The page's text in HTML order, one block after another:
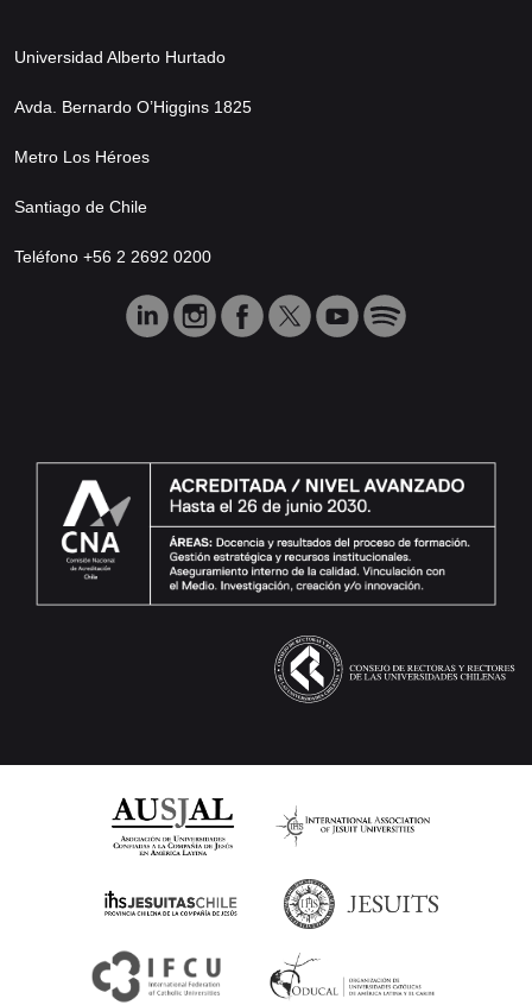
Universidad Alberto Hurtado
Avda. Bernardo O’Higgins 1825
Metro Los Héroes
Santiago de Chile
Teléfono +56 2 2692 0200